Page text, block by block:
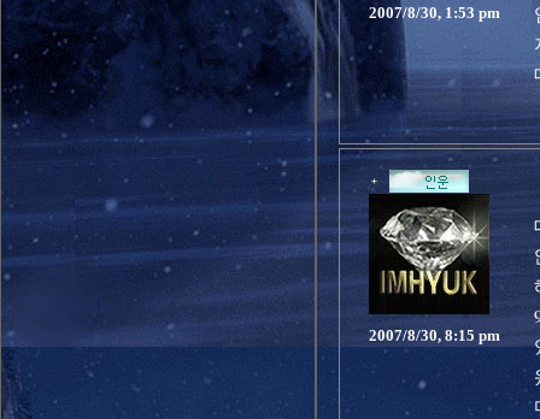
2007/8/30, 1:53 pm
2007/8/30, 8:15 pm